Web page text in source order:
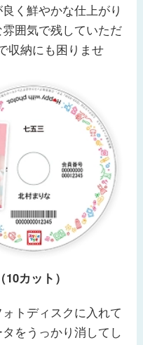
く鮮やかな仕上がり
囲気で残していただ
収納にも困りませ
（10カット）
トディスクに入れて
をうっかり消してし